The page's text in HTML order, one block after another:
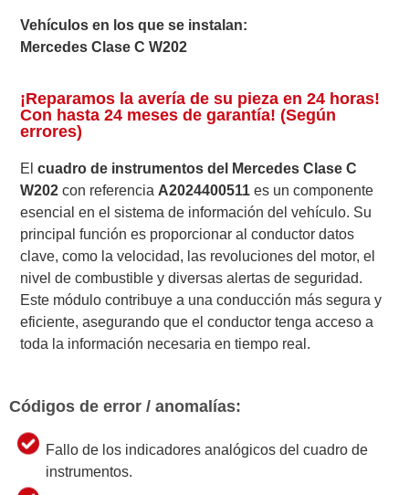
Vehículos en los que se instalan:
Mercedes Clase C W202
¡Reparamos la avería de su pieza en 24 horas!
Con hasta 24 meses de garantía! (Según
errores)
Elcuadro de instrumentos del Mercedes Clase C
W202con referencia A2024400511 es un componente
esencial en el sistema de información del vehículo. Su
principal función es proporcionar al conductor datos
clave, como la velocidad, las revoluciones del motor, el
nivel de combustible y diversas alertas de seguridad.
Este módulo contribuye a una conducción más segura y
eficiente, asegurando que el conductor tenga acceso a
toda la información necesaria en tiempo real.
Códigos de error / anomalías:
Fallo de los indicadores analógicos del cuadro de
instrumentos.